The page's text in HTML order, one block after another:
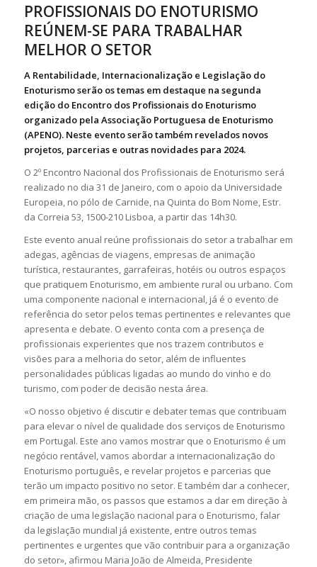
PROFISSIONAIS DO ENOTURISMO
REÚNEM-SE PARA TRABALHAR
MELHOR O SETOR
A Rentabilidade, Internacionalização e Legislação do
Enoturismo serão os temas em destaque na segunda
edição do Encontro dos Profissionais do Enoturismo
organizado pela Associação Portuguesa de Enoturismo
(APENO). Neste evento serão também revelados novos
projetos, parcerias e outras novidades para 2024.
O 2º Encontro Nacional dos Profissionais de Enoturismo será
realizado no dia 31 de Janeiro, com o apoio da Universidade
Europeia, no pólo de Carnide, na Quinta do Bom Nome, Estr.
da Correia 53, 1500-210 Lisboa, a partir das 14h30.
Este evento anual reúne profissionais do setor a trabalhar em
adegas, agências de viagens, empresas de animação
turística, restaurantes, garrafeiras, hotéis ou outros espaços
que pratiquem Enoturismo, em ambiente rural ou urbano. Com
uma componente nacional e internacional, já é o evento de
referência do setor pelos temas pertinentes e relevantes que
apresenta e debate. O evento conta com a presença de
profissionais experientes que nos trazem contributos e
visões para a melhoria do setor, além de influentes
personalidades públicas ligadas ao mundo do vinho e do
turismo, com poder de decisão nesta área.
«O nosso objetivo é discutir e debater temas que contribuam
para elevar o nível de qualidade dos serviços de Enoturismo
em Portugal. Este ano vamos mostrar que o Enoturismo é um
negócio rentável, vamos abordar a internacionalização do
Enoturismo português, e revelar projetos e parcerias que
terão um impacto positivo no setor. E também dar a conhecer,
em primeira mão, os passos que estamos a dar em direção à
criação de uma legislação nacional para o Enoturismo, falar
da legislação mundial já existente, entre outros temas
pertinentes e urgentes que vão contribuir para a organização
do setor», afirmou Maria João de Almeida, Presidente